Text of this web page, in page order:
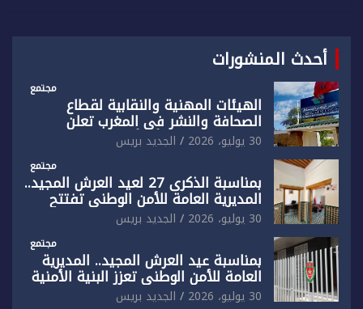
أحدث المنشورات
مجتمع
الهيئات المهنية والنقابية لقطاع
الصحافة والنشر في المغرب تعلن
رفضها القاطع لـ”أي أجندة انتخابية
مُعدة على مقاس سياسي ومصلحي
ضيق”
30 يوليو، 2026 الجديد بريس
مجتمع
بمناسبة الذكرى 27 لعيد العرش المجيد..
المديرية العامة للأمن الوطني تفتتح
المقر الجديد لفرقة الشرطة السياحية
بفاس
30 يوليو، 2026 الجديد بريس
مجتمع
بمناسبة عيد العرش المجيد.. المديرية
العامة للأمن الوطني تعزز البنية الأمنية
بالناظور بإحداث فرقتين جديدتين
30 يوليو، 2026 الجديد بريس